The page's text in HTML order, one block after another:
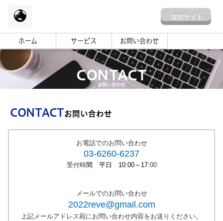
採用サイト
ホーム サービス お問い合わせ
CONTACT
お問い合わせ
CONTACTお問い合わせ
お電話でのお問い合わせ
03-6260-6237
受付時間 平日 10:00～17:00
メールでのお問い合わせ
2022reve@gmail.com
上記メールアドレス宛にお問い合わせ内容をお送りください。